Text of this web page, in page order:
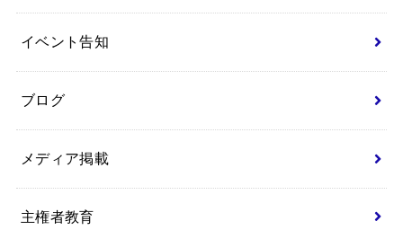
イベント告知
ブログ
メディア掲載
主権者教育